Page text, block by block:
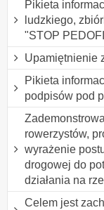
Pikieta
ludzkiego,
"STOP
Upamiętnienie
Pikieta
podpisów pod
rowerzystów,
wyrażenie
drogowej do
działania na
Celem jest